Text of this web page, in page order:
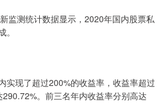
监测统计数据显示，2020年国内股票私
实现了超过200%的收益率，收益率超过
。前三名年内收益率分别高达